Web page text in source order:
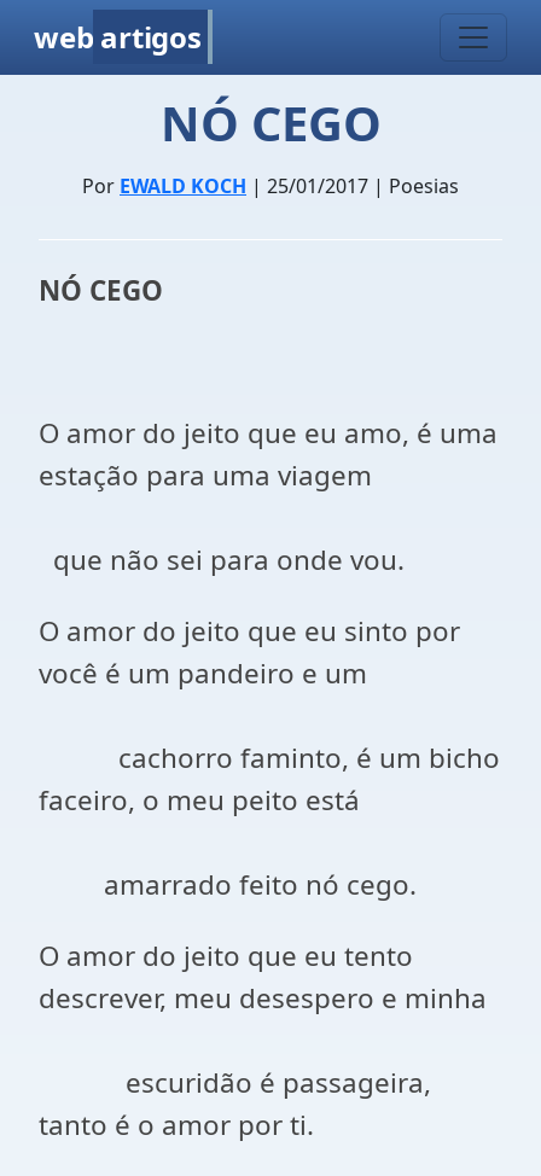
web artigos
NÓ CEGO
Por EWALD KOCH | 25/01/2017 | Poesias
NÓ CEGO
O amor do jeito que eu amo, é uma
estação para uma viagem
que não sei para onde vou.
O amor do jeito que eu sinto por
você é um pandeiro e um
cachorro faminto, é um bicho
faceiro, o meu peito está
amarrado feito nó cego.
O amor do jeito que eu tento
descrever, meu desespero e minha
escuridão é passageira,
tanto é o amor por ti.